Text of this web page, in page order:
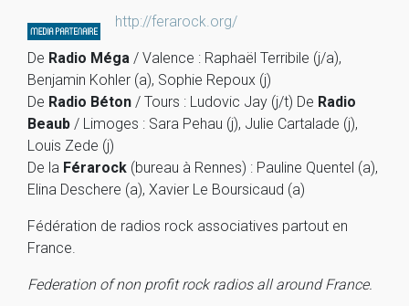
http://ferarock.org/
De Radio Méga / Valence : Raphaël Terribile (j/a),
Benjamin Kohler (a), Sophie Repoux (j)
De Radio Béton / Tours : Ludovic Jay (j/t) De Radio
Beaub / Limoges : Sara Pehau (j), Julie Cartalade (j),
Louis Zede (j)
De la Férarock (bureau à Rennes) : Pauline Quentel (a),
Elina Deschere (a), Xavier Le Boursicaud (a)
Fédération de radios rock associatives partout en
France.
Federation of non profit rock radios all around France.